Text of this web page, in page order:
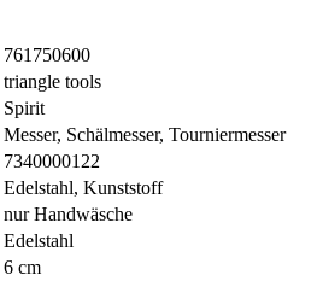
761750600
triangle tools
Spirit
Messer, Schälmesser, Tourniermesser
7340000122
Edelstahl, Kunststoff
nur Handwäsche
Edelstahl
6 cm